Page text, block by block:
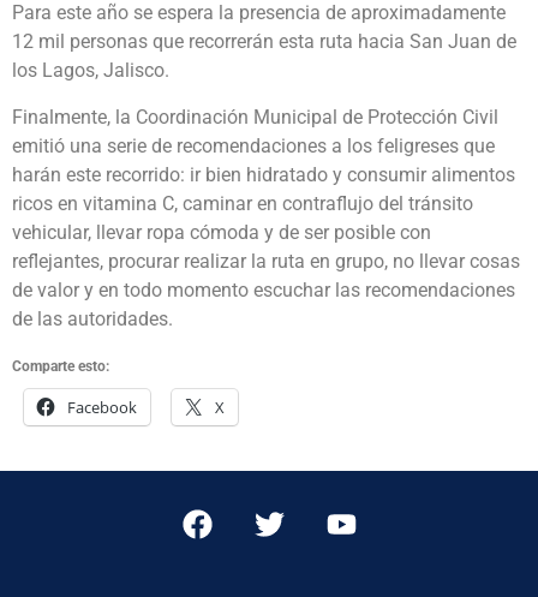
Para este año se espera la presencia de aproximadamente
12 mil personas que recorrerán esta ruta hacia San Juan de
los Lagos, Jalisco.
Finalmente, la Coordinación Municipal de Protección Civil
emitió una serie de recomendaciones a los feligreses que
harán este recorrido: ir bien hidratado y consumir alimentos
ricos en vitamina C, caminar en contraflujo del tránsito
vehicular, llevar ropa cómoda y de ser posible con
reflejantes, procurar realizar la ruta en grupo, no llevar cosas
de valor y en todo momento escuchar las recomendaciones
de las autoridades.
Comparte esto:
Facebook X